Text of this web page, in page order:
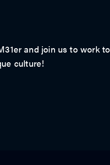
and join us to work
culture!